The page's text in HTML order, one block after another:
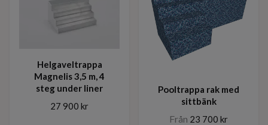
Helgaveltrappa
Magnelis 3,5 m, 4
steg under liner
27 900 kr
Pooltrappa rak med
sittbänk
Från 23 700 kr